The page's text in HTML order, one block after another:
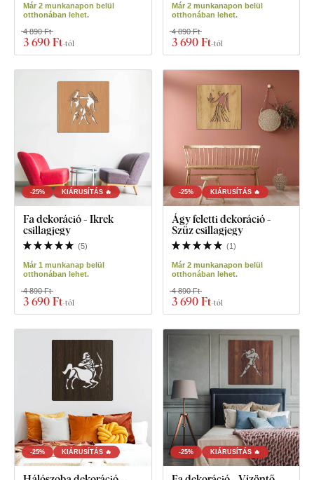
Már 2 munkanapon belül
otthonában lehet.
3 690 Ft-tól
4 890 Ft
Már 2 munkanapon belül
otthonában lehet.
3 690 Ft-tól
4 890 Ft
-25% KIÁRUSÍTÁS 🔥
Fa dekoráció - Ikrek
csillagjegy
(5)
Már 1 munkanap belül
otthonában lehet.
3 690 Ft-tól
4 890 Ft
-25% KIÁRUSÍTÁS 🔥
Ágy feletti dekoráció -
Szűz csillagjegy
(1 )
Már 2 munkanapon belül
otthonában lehet.
3 690 Ft-tól
4 890 Ft
-25% KIÁRUSÍTÁS 🔥 -25% KIÁRUSÍTÁS 🔥